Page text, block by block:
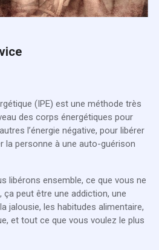
(IPE) est une méthode très
des corps énergétiques pour
l’énergie négative, pour libérer
la personne à une auto-guérison
libérons ensemble, ce que vous ne
peut être une addiction, une
jalousie, les habitudes alimentaire,
et tout ce que vous voulez le plus